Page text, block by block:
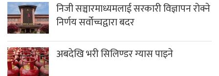
निजी सञ्चारमाध्यमलाई सरकारी विज्ञापन रोक्ने
निर्णय सर्वोच्चद्वारा बदर
अबदेखि भरी सिलिण्डर ग्यास पाइने